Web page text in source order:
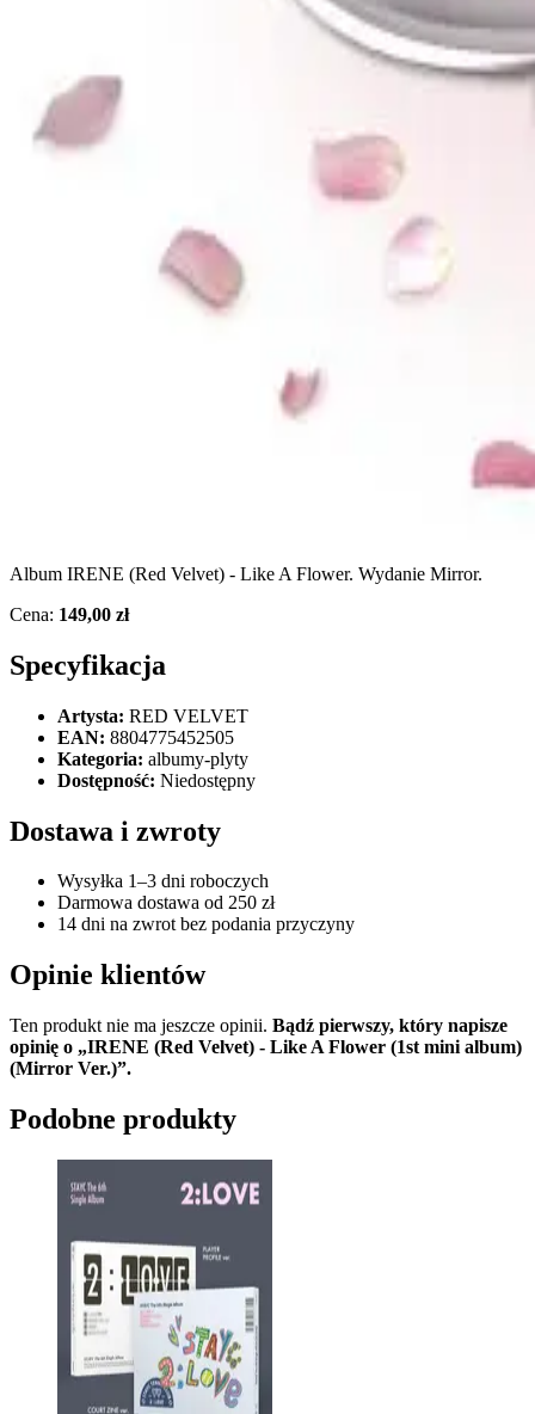
Album IRENE (Red Velvet) - Like A Flower. Wydanie Mirror.
Cena: 149,00 zł
Specyfikacja
Artysta: RED VELVET
EAN: 8804775452505
Kategoria: albumy-plyty
Dostępność: Niedostępny
Dostawa i zwroty
Wysyłka 1–3 dni roboczych
Darmowa dostawa od 250 zł
14 dni na zwrot bez podania przyczyny
Opinie klientów
Ten produkt nie ma jeszcze opinii. Bądź pierwszy, który napisze
opinię o „IRENE (Red Velvet) - Like A Flower (1st mini album)
(Mirror Ver.)”.
Podobne produkty